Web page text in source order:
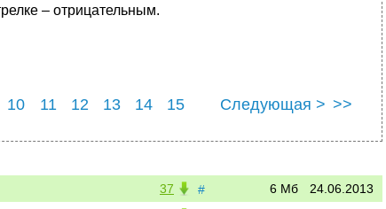
– отрицательным.
10 11 12 13 14
15
Следующая > >>
# 24.06.2013
6 Мб
37